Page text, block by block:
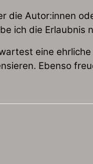
die Autor:innen
ich die Erlaubnis
eine
Ebenso